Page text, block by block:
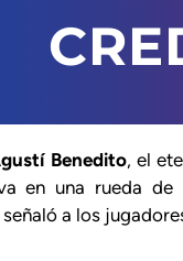
Benedito, el
en una rueda de
a los